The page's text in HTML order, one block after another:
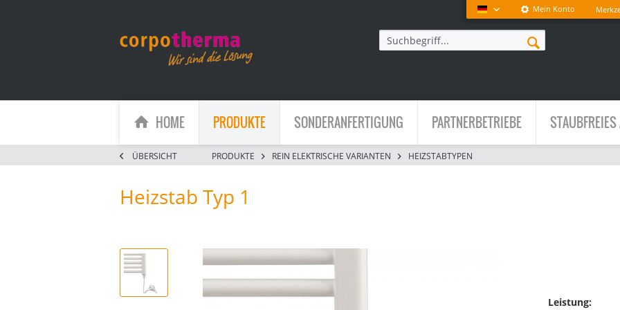
Deutsch Mein Konto
HOME PRODUKTE SONDERANFERTIGUNG PARTNERBETRIEBE STAUBFREIES
ÜBERSICHT PRODUKTE REIN ELEKTRISCHE VARIANTEN HEIZSTABTYPEN
Heizstab Typ 1
Leistung: